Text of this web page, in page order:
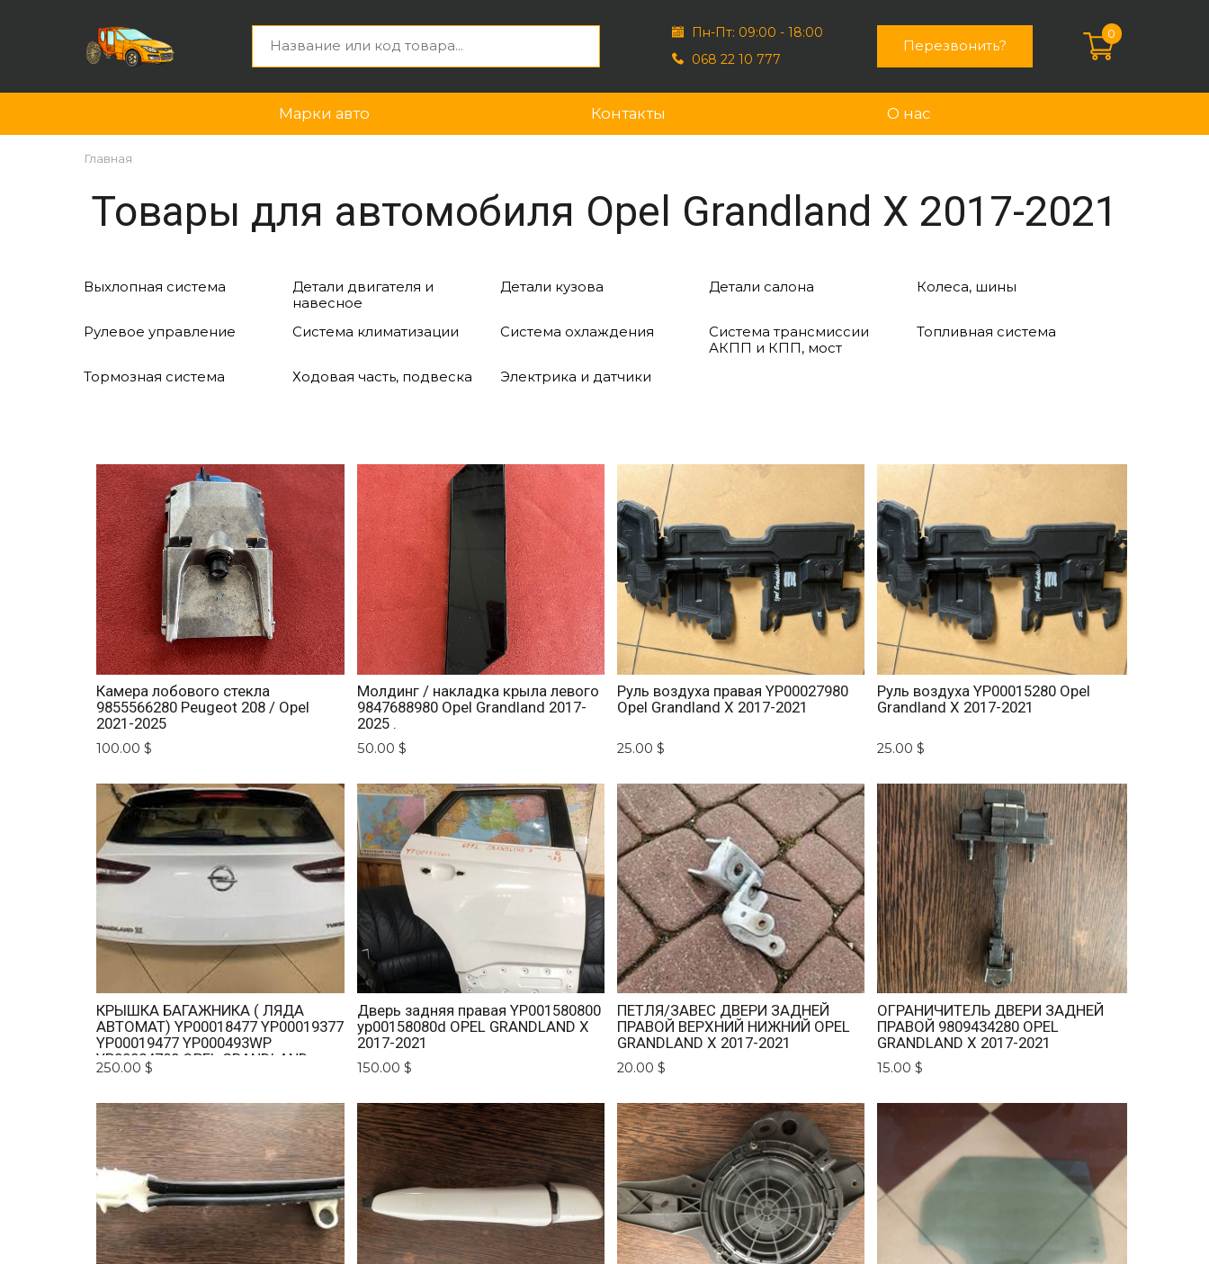
Пн-Пт: 09:00 - 18:00
068 22 10 777
Перезвонить?
0
Марки авто Контакты О нас
Главная
Товары для автомобиля Opel Grandland X 2017-2021
Выхлопная система
Детали двигателя и
навесное
Детали кузова Детали салона Колеса, шины
Рулевое управление Система климатизации Система охлаждения
Система трансмиссии
АКПП и КПП, мост
Топливная система
Тормозная система Ходовая часть, подвеска Электрика и датчики
Камера лобового стекла
9855566280 Peugeot 208 / Opel
2021-2025
100.00 $
Молдинг / накладка крыла левого
9847688980 Opel Grandland 2017-
2025 .
50.00 $
Руль воздуха правая YP00027980
Opel Grandland X 2017-2021
25.00 $
Руль воздуха YP00015280 Opel
Grandland X 2017-2021
25.00 $
КРЫШКА БАГАЖНИКА ( ЛЯДА
АВТОМАТ) YP00018477 YP00019377
YP00019477 YP000493WP
YP00024780 OPEL GRANDLAND
X 2017-2021.
250.00 $
Дверь задняя правая YP001580800
yp00158080d OPEL GRANDLAND X
2017-2021
150.00 $
ПЕТЛЯ/ЗАВЕС ДВЕРИ ЗАДНЕЙ
ПРАВОЙ ВЕРХНИЙ НИЖНИЙ OPEL
GRANDLAND X 2017-2021
20.00 $
ОГРАНИЧИТЕЛЬ ДВЕРИ ЗАДНЕЙ
ПРАВОЙ 9809434280 OPEL
GRANDLAND X 2017-2021
15.00 $